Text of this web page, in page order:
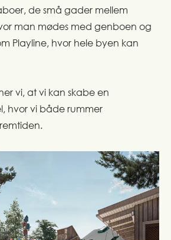
de små gader mellem
man mødes med genboen og
Playline, hvor hele byen kan
vi, at vi kan skabe en
hvor vi både rummer